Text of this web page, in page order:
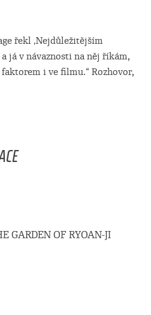
řekl ‚Nejdůležitějším
já v návaznosti na něj říkám,
i ve filmu.“ Rozhovor,
GARDEN OF RYOAN-JI